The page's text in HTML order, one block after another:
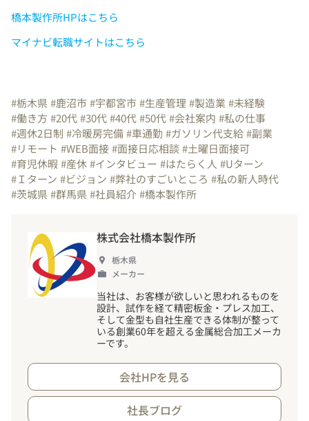
橋本製作所HPはこちら
マイナビ転職サイトはこちら
#栃木県#鹿沼市 #宇都宮市 #生産管理 #製造業 #未経験
#働き方#20代#30代#40代#50代#会社案内 #私の仕事
#週休2日制 #冷暖房完備#車通勤#ガソリン代支給#副業
#リモート #WEB面接#面接日応相談 #土曜日面接可
#育児休暇 #産休#インタビュー #はたらく人 #Uターン
#Ｉターン #ビジョン #弊社のすごいところ #私の新人時代
#茨城県#群馬県#社員紹介#橋本製作所
株式会社橋本製作所
栃木県
メーカー
当社は、お客様が欲しいと思われるものを
設計、試作を経て精密板金・プレス加工、
そして金型も自社生産できる体制が整って
いる創業60年を超える金属総合加工メーカ
ーです。
会社HPを見る
社長ブログ